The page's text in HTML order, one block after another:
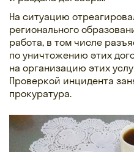
На ситуацию
регионального
работа, в том числе
по уничтожению этих
на организацию этих
Проверкой инцидента
прокуратура.